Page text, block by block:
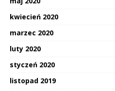
kwiecień 2020
marzec 2020
luty 2020
styczeń 2020
listopad 2019